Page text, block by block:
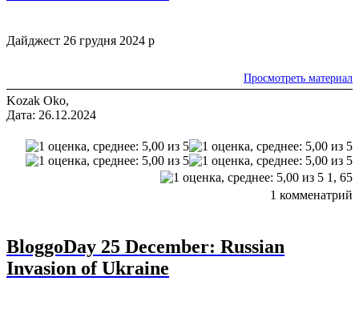
Дайджест 26 грудня 2024 р
Просмотреть материал
Kozak Oko,
Дата: 26.12.2024
1, 65
1 комменатрий
BloggoDay 25 December: Russian
Invasion of Ukraine